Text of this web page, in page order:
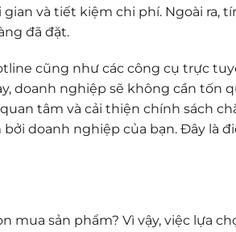
và tiết kiệm chi phí. Ngoài ra,
đã đặt.
cũng như các công cụ trực
doanh nghiệp sẽ không cần tốn
tâm và cải thiện chính sách
doanh nghiệp của bạn. Đây là
sản phẩm? Vì vậy, việc lựa